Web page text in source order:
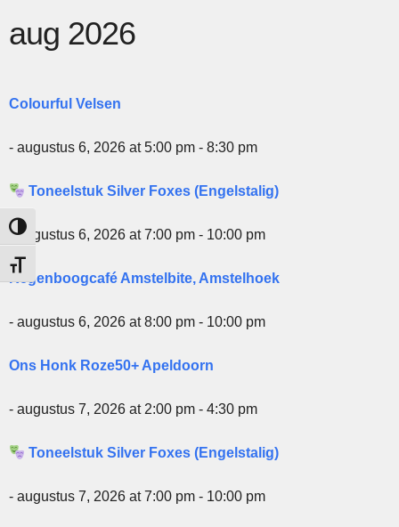
Keuze voor hoog contrast
Kies grootte van het lettertype
aug 2026
Colourful Velsen
- augustus 6, 2026 at 5:00 pm - 8:30 pm
Toneelstuk Silver Foxes (Engelstalig)
- augustus 6, 2026 at 7:00 pm - 10:00 pm
Regenboogcafé Amstelbite, Amstelhoek
- augustus 6, 2026 at 8:00 pm - 10:00 pm
Ons Honk Roze50+ Apeldoorn
- augustus 7, 2026 at 2:00 pm - 4:30 pm
Toneelstuk Silver Foxes (Engelstalig)
- augustus 7, 2026 at 7:00 pm - 10:00 pm